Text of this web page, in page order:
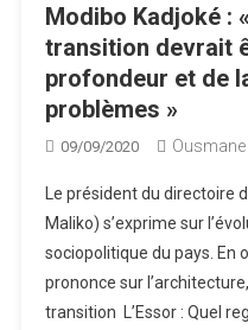
Modibo Kadjoké :
transition devrait
profondeur et de
problèmes »
09/09/2020 Ousmane
Le président du directoire
Maliko) s’exprime sur
sociopolitique du pays. En
prononce sur
transition L’Essor : Quel